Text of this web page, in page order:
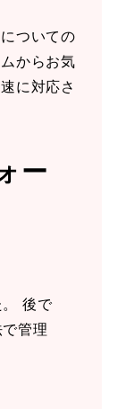
ついての
からお気
に対応さ
ー
後で
管理